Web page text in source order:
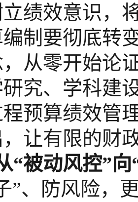
绩效意识，
制要彻底转
从零开始论
究、学科建
预算绩效管
让有限的财
被动风控”向
”、防风险，